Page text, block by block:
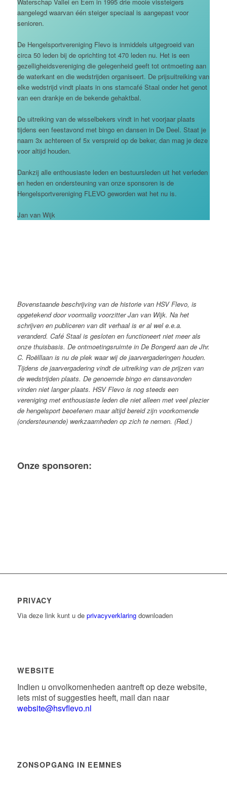
aangelegd waarvan één steiger speciaal is aangepast voor
senioren.
De Hengelsportvereniging Flevo is inmiddels uitgegroeid van
circa 50 leden bij de oprichting tot 470 leden nu. Het is een
gezelligheidsvereniging die gelegenheid geeft tot ontmoeting aan
de waterkant en die wedstrijden organiseert. De prijsuitreiking van
elke wedstrijd vindt plaats in ons stamcafé Staal onder het genot
van een drankje en de bekende gehaktbal.
De uitreiking van de wisselbekers vindt in het voorjaar plaats
tijdens een feestavond met bingo en dansen in De Deel. Staat je
naam 3x achtereen of 5x verspreid op de beker, dan mag je deze
voor altijd houden.
Dankzij alle enthousiaste leden en bestuursleden uit het verleden
en heden en ondersteuning van onze sponsoren is de
Hengelsportvereniging FLEVO geworden wat het nu is.
Jan van Wijk
Bovenstaande beschrijving van de historie van HSV Flevo, is
opgetekend door voormalig voorzitter Jan van Wijk. Na het
schrijven en publiceren van dit verhaal is er al wel e.e.a.
veranderd. Café Staal is gesloten en functioneert niet meer als
onze thuisbasis. De ontmoetingsruimte in De Bongerd aan de Jhr.
C. Roëlllaan is nu de plek waar wij de jaarvergaderingen houden.
Tijdens de jaarvergadering vindt de uitreiking van de prijzen van
de wedstrijden plaats. De genoemde bingo en dansavonden
vinden niet langer plaats. HSV Flevo is nog steeds een
vereniging met enthousiaste leden die niet alleen met veel plezier
de hengelsport beoefenen maar altijd bereid zijn voorkomende
(ondersteunende) werkzaamheden op zich te nemen. (Red.)
Onze sponsoren:
PRIVACY
Via deze link kunt u de privacyverklaringdownloaden
WEBSITE
Indien u onvolkomenheden aantreft op deze website,
iets mist of suggesties heeft, mail dan naar
website@hsvflevo.nl
ZONSOPGANG IN EEMNES